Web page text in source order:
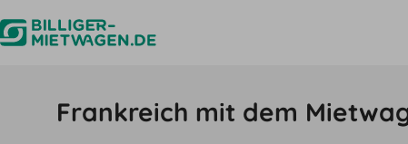
Frankreich mit dem